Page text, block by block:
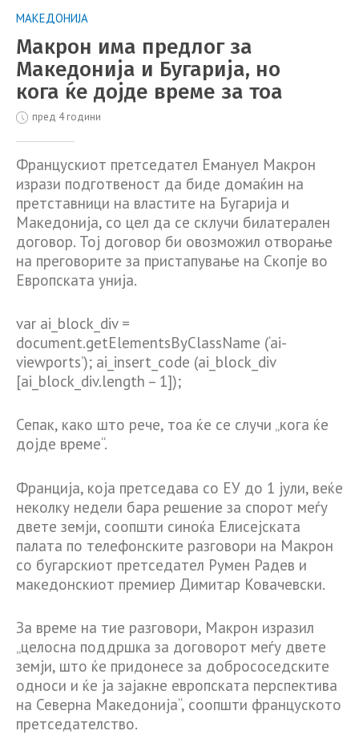
МАКЕДОНИЈА
Макрон има предлог за
Македонија и Бугарија, но
кога ќе дојде време за тоа
пред 4 години
Францускиот претседател Емануел Макрон
изрази подготвеност да биде домаќин на
претставници на властите на Бугарија и
Македонија, со цел да се склучи билатерален
договор. Тој договор би овозможил отворање
на преговорите за пристапување на Скопје во
Европската унија.
var ai_block_div =
document.getElementsByClassName (‘ai-
viewports’); ai_insert_code (ai_block_div
[ai_block_div.length – 1]);
Сепак, како што рече, тоа ќе се случи „кога ќе
дојде време“.
Франција, која претседава со ЕУ до 1 јули, веќе
неколку недели бара решение за спорот меѓу
двете земји, соопшти синоќа Елисејската
палата по телефонските разговори на Макрон
со бугарскиот претседател Румен Радев и
македонскиот премиер Димитар Ковачевски.
За време на тие разговори, Макрон изразил
„целосна поддршка за договорот меѓу двете
земји, што ќе придонесе за добрососедските
односи и ќе ја зајакне европската перспектива
на Северна Македонија“, соопшти француското
претседателство.